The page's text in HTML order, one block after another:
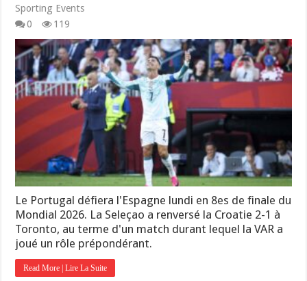
Sporting Events
0
119
Le Portugal défiera l'Espagne lundi en 8es de finale du
Mondial 2026. La Seleçao a renversé la Croatie 2-1 à
Toronto, au terme d'un match durant lequel la VAR a
joué un rôle prépondérant.
Read More | Lire La Suite